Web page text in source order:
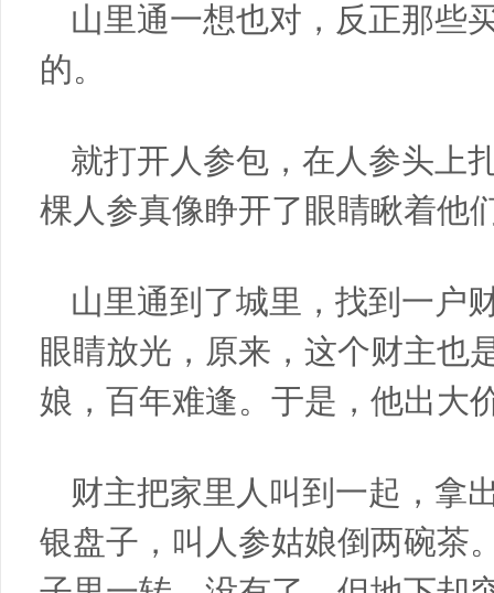
山里通一想也对，反正那些
的。
就打开人参包，在人参头上
棵人参真像睁开了眼睛瞅着他
山里通到了城里，找到一户
眼睛放光，原来，这个财主也
娘，百年难逢。于是，他出大
财主把家里人叫到一起，拿
银盘子，叫人参姑娘倒两碗茶